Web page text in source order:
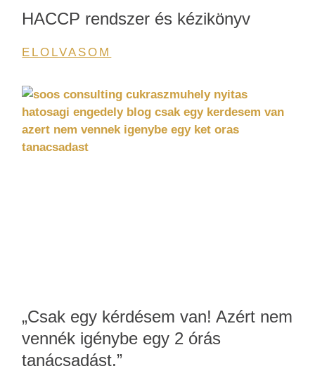
HACCP rendszer és kézikönyv
ELOLVASOM
„Csak egy kérdésem van! Azért nem
vennék igénybe egy 2 órás
tanácsadást.”